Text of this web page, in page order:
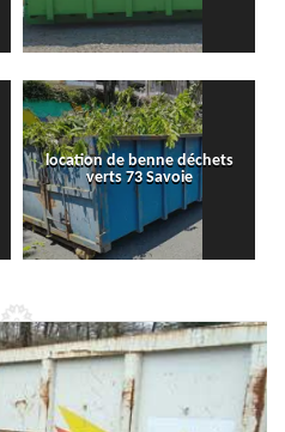
location de benne déchets
verts 73 Savoie